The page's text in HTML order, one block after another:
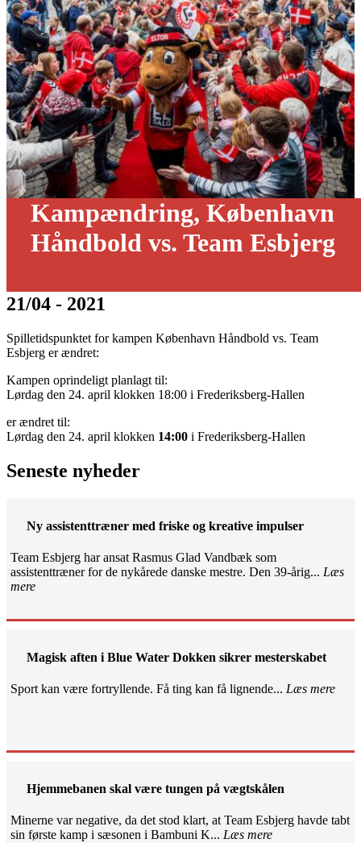
Kampændring, København
Håndbold vs. Team Esbjerg
21/04 - 2021
Spilletidspunktet for kampen København Håndbold vs. Team
Esbjerg er ændret:
Kampen oprindeligt planlagt til:
Lørdag den 24. april klokken 18:00 i Frederiksberg-Hallen
er ændret til:
Lørdag den 24. april klokken 14:00 i Frederiksberg-Hallen
Seneste nyheder
Ny assistenttræner med friske og kreative impulser
Team Esbjerg har ansat Rasmus Glad Vandbæk som
assistenttræner for de nykårede danske mestre. Den 39-årig... Læs
mere
Magisk aften i Blue Water Dokken sikrer mesterskabet
Sport kan være fortryllende. Få ting kan få lignende... Læs mere
Hjemmebanen skal være tungen på vægtskålen
Minerne var negative, da det stod klart, at Team Esbjerg havde tabt
sin første kamp i sæsonen i Bambuni K... Læs mere